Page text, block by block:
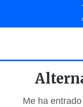
Me ha